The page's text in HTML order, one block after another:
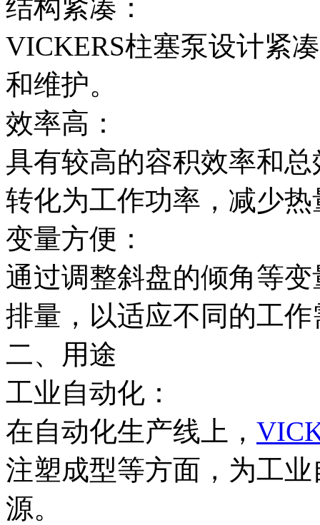
结构紧凑：
VICKERS柱塞泵设计紧
和维护。
效率高：
具有较高的容积效率和
转化为工作功率，减少
变量方便：
通过调整斜盘的倾角等
排量，以适应不同的工作
二、用途
工业自动化：
在自动化生产线上，
注塑成型等方面，为工
源。